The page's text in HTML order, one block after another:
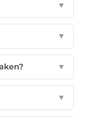
▼
▼
▼
▼